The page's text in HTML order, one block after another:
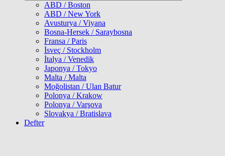
ABD / Boston
ABD / New York
Avusturya / Viyana
Bosna-Hersek / Saraybosna
Fransa / Paris
İsveç / Stockholm
İtalya / Venedik
Japonya / Tokyo
Malta / Malta
Moğolistan / Ulan Batur
Polonya / Krakow
Polonya / Varşova
Slovakya / Bratislava
Defter